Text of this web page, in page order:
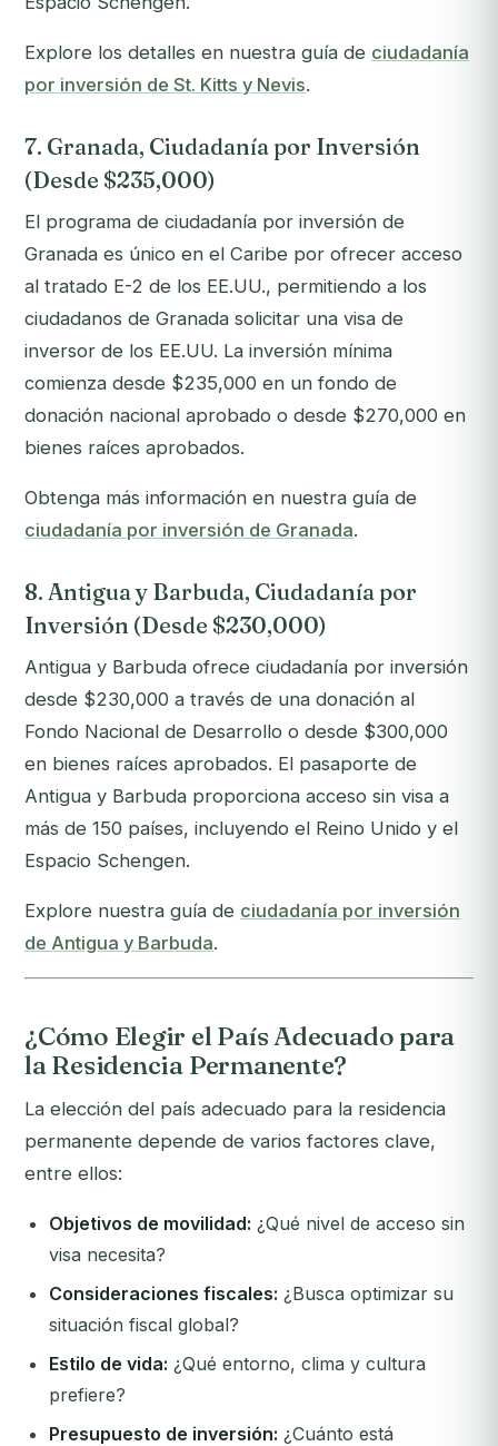
Explore los detalles en nuestra guía de ciudadanía
por inversión de St. Kitts y Nevis.
7. Granada, Ciudadanía por Inversión
(Desde $235,000)
El programa de ciudadanía por inversión de
Granada es único en el Caribe por ofrecer acceso
al tratado E-2 de los EE.UU., permitiendo a los
ciudadanos de Granada solicitar una visa de
inversor de los EE.UU. La inversión mínima
comienza desde $235,000 en un fondo de
donación nacional aprobado o desde $270,000 en
bienes raíces aprobados.
Obtenga más información en nuestra guía de
ciudadanía por inversión de Granada.
8. Antigua y Barbuda, Ciudadanía por
Inversión (Desde $230,000)
Antigua y Barbuda ofrece ciudadanía por inversión
desde $230,000 a través de una donación al
Fondo Nacional de Desarrollo o desde $300,000
en bienes raíces aprobados. El pasaporte de
Antigua y Barbuda proporciona acceso sin visa a
más de 150 países, incluyendo el Reino Unido y el
Espacio Schengen.
Explore nuestra guía de ciudadanía por inversión
de Antigua y Barbuda.
¿Cómo Elegir el País Adecuado para
la Residencia Permanente?
La elección del país adecuado para la residencia
permanente depende de varios factores clave,
entre ellos:
Objetivos de movilidad: ¿Qué nivel de acceso sin
visa necesita?
Consideraciones fiscales: ¿Busca optimizar su
situación fiscal global?
Estilo de vida: ¿Qué entorno, clima y cultura
prefiere?
Presupuesto de inversión: ¿Cuánto está